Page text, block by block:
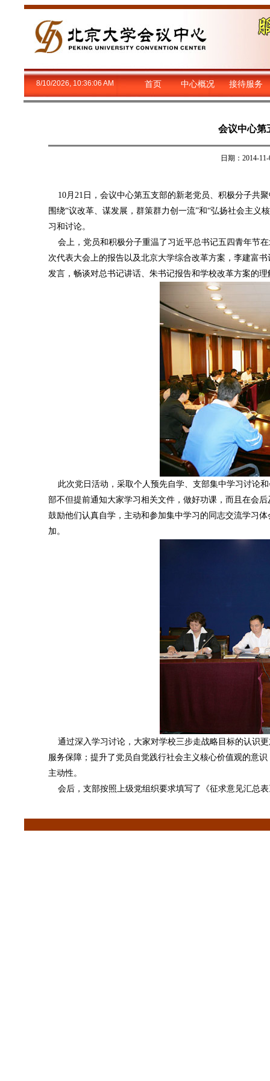
8/10/2026, 10:36:07 AM 首页 中心概况 接待服务
会议中心第
日期：2014-
10月21日，会议中心第五支部的新老党员、积极分子共
围绕“议改革、谋发展，群策群力创一流”和“弘扬社会主
习和讨论。
会上，党员和积极分子重温了习近平总书记五四青年节
次代表大会上的报告以及北京大学综合改革方案，李建富
发言，畅谈对总书记讲话、朱书记报告和学校改革方案的
此次党日活动，采取个人预先自学、支部集中学习讨论
部不但提前通知大家学习相关文件，做好功课，而且在会
鼓励他们认真自学，主动和参加集中学习的同志交流学习
加。
通过深入学习讨论，大家对学校三步走战略目标的认识
服务保障；提升了党员自觉践行社会主义核心价值观的意
主动性。
会后，支部按照上级党组织要求填写了《征求意见汇总